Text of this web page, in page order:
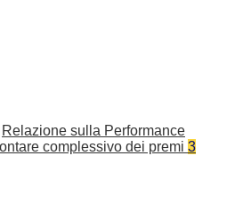
Relazione sulla Performance
complessivo dei premi 3